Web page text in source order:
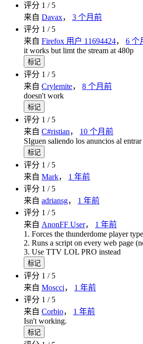
评分 1 / 5
来自 Davax， 3 个月前
评分 1 / 5
来自 Firefox 用户 11694424， 6 个
it works but limt the stream at 480p
标记
评分 1 / 5
来自 Crylemite， 8 个月前
doesn't work
标记
评分 1 / 5
来自 C#ristian， 10 个月前
SIguen saliendo los anuncios al
标记
评分 1 / 5
来自 Mark， 1 年前
评分 1 / 5
来自 adriansg， 1 年前
评分 1 / 5
来自 AnonFF User， 1 年前
1. Forces the thunderdome player type
2. Runs a script on every web page
3. Use TTV LOL PRO instead
标记
评分 1 / 5
来自 Moscci， 1 年前
评分 1 / 5
来自 Corbio， 1 年前
Isn't working.
标记